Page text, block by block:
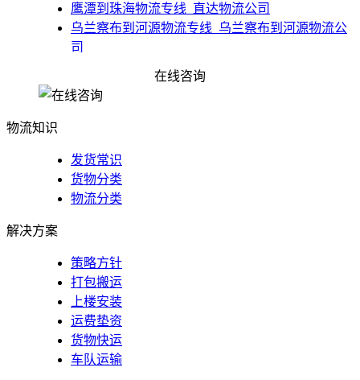
​鹰潭到珠海物流专线_直达物流公司
​乌兰察布到河源物流专线_乌兰察布到河源物流公
司
佛山到张家口宣化县物流公司_货运专线
在线咨询
物流知识
发货常识
货物分类
物流分类
解决方案
策略方针
打包搬运
上楼安装
运费垫资
货物快运
车队运输